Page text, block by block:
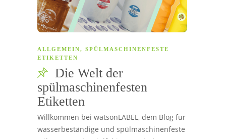
ALLGEMEIN, SPÜLMASCHINENFESTE
ETIKETTEN
Die Welt der
spülmaschinenfesten
Etiketten
Willkommen bei watsonLABEL, dem Blog für
wasserbeständige und spülmaschinenfeste